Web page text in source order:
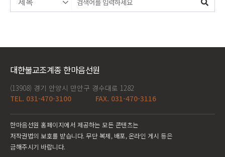
대한불교조계종 한마음선원
(13908) 경기 안양시 만안구 경수대로 1282
TEL. 031-470-3100
FAX. 031-470-3116
한마음선원 홈페이지에서 제공하는 모든 콘텐츠는
저작권법의 보호를 받습니다. 무단 복제, 배포, 온라인 게시 등은
금해주시기 바랍니다.